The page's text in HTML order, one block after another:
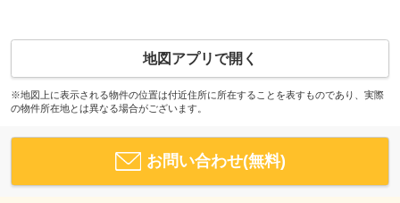
地図アプリで開く
※地図上に表示される物件の位置は付近住所に所在することを表すものであり、実際
の物件所在地とは異なる場合がございます。
お問い合わせ(無料)